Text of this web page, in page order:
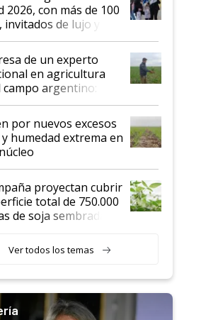
2026, con más de 100
invitados de lujo y
tendencias
de un experto
en agricultura
argentino:
impresionado"
por nuevos excesos
humedad extrema en
proyectan cubrir
total de 750.000
de soja sembradas
que marcan un
en genética y
Ver todos los temas